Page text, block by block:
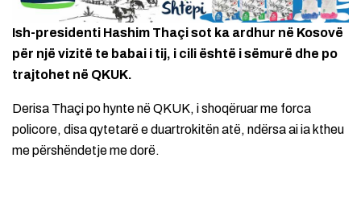
Ish-presidenti Hashim Thaçi sot ka ardhur në Kosovë
për një vizitë te babai i tij, i cili është i sëmurë dhe po
trajtohet në QKUK.
Derisa Thaçi po hynte në QKUK, i shoqëruar me forca
policore, disa qytetarë e duartrokitën atë, ndërsa ai ia ktheu
me përshëndetje me dorë.